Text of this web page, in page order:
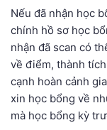
Nếu đã nhận học
chính hồ sơ học
nhận đã scan có
về điểm, thành
cạnh hoàn cảnh
xin học bổng về
mà học bổng kỳ